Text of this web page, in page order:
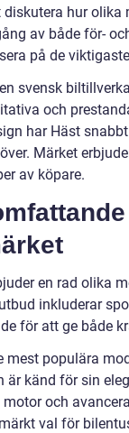
diskutera hur olika
av både för-
på de
svensk
och
har Häst
Märket
av köpare.
en rad olika
inkluderar
för att ge både
mest populära
är känd för sin
och
val för